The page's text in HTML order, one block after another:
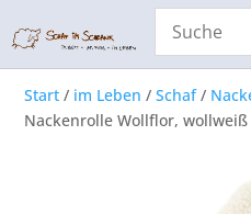
Start / im Leben /Schaf/
Nackenrolle Wollflor, wollweiß